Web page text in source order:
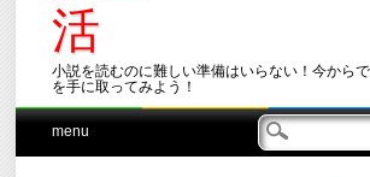
活
小説を読むのに難しい準備はいらない！今から
を手に取ってみよう！
Main menu
Skip
menu